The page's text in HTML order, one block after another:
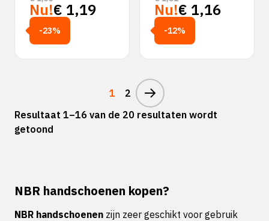
Nu!€ 1,19
-23%
Nu!€ 1,16
-12%
1
2
Resultaat 1–16 van de 20 resultaten wordt
getoond
NBR handschoenen kopen?
NBR handschoenen zijn zeer geschikt voor gebruik